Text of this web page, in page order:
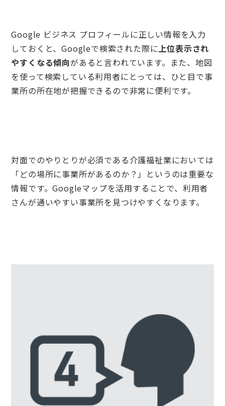
Google ビジネス プロフィールに正しい情報を入力
しておくと、Googleで検索された際に 上位表示され
やすくなる傾向があると言われています。また、地図
を使って検索している利用者にとっては、ひと目で事
業所の所在地が把握できるので非常に便利です。
対面でのやりとりが必須である介護福祉業においては
「どの場所に事業所があるのか？」というのは重要な
情報です。Googleマップを活用することで、利用者
さんが通いやすい事業所を見つけやすくなります。